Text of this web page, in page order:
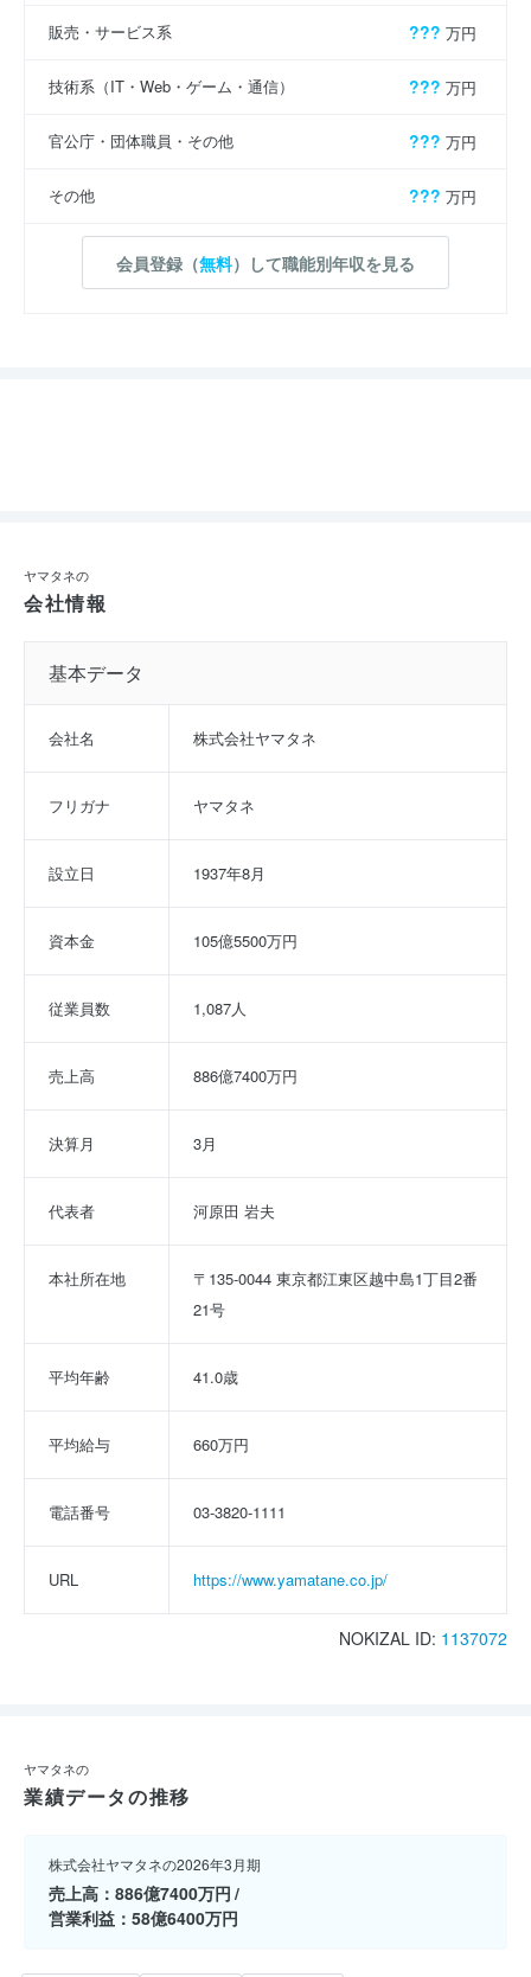
販売・サービス系 ??? 万円
技術系（IT・Web・ゲーム・通信） ??? 万円
官公庁・団体職員・その他 ??? 万円
その他 ??? 万円
会員登録（無料）して職能別年収を見る
ヤマタネの
会社情報
基本データ
会社名 株式会社ヤマタネ
フリガナ ヤマタネ
設立日 1937年8月
資本金 105億5500万円
従業員数 1,087人
売上高 886億7400万円
決算月 3月
代表者 河原田 岩夫
本社所在地
〒135-0044 東京都江東区越中島1丁目2番
21号
平均年齢 41.0歳
平均給与 660万円
電話番号 03-3820-1111
URL https://www.yamatane.co.jp/
NOKIZAL ID: 1137072
ヤマタネの
業績データの推移
株式会社ヤマタネの2026年3月期
売上高
886億7400万円
営業利益
58億6400万円